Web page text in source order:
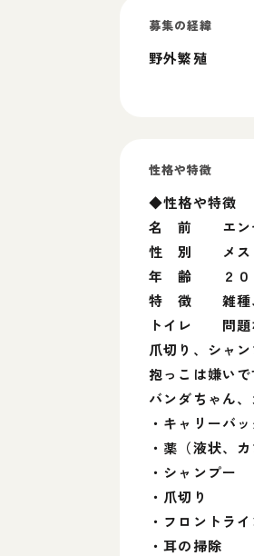
募集の経緯
野外繁殖
性格や特徴
◆性格や特徴
名 前 エンゼ
性 別 メス
年 齢 ２０１
特 徴 雑種、
トイレ 問題
爪切り、シャ
抱っこは嫌い
バンダちゃん
・キャリーバ
・薬（液状、
・シャンプー
・爪切り
・フロントライ
・耳の掃除